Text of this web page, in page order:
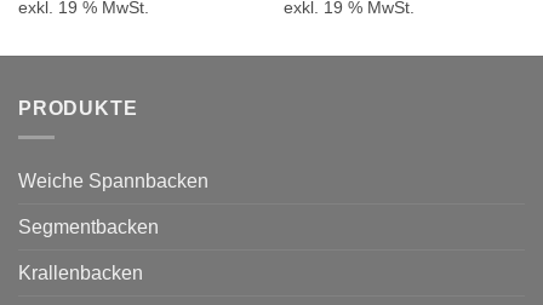
53,00 €
45,58 €.
exkl. 19 % MwSt.
78,90 €
exkl. 19 % MwSt.
PRODUKTE
Weiche Spannbacken
Segmentbacken
Krallenbacken